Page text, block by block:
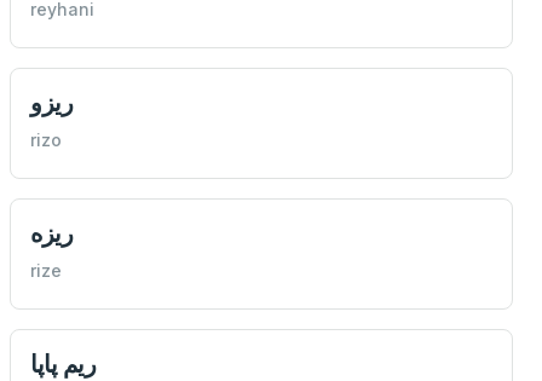
reyhani
ريزو
rizo
ريزه
rize
ريم پاپا